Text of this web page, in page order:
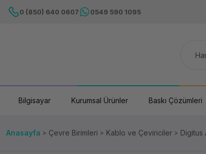
0 (850) 640 0607 0549 590 1095
Bilgisayar Kurumsal Ürünler Baskı Çözümleri
Anasayfa Çevre Birimleri Kablo ve Çeviriciler Digitus